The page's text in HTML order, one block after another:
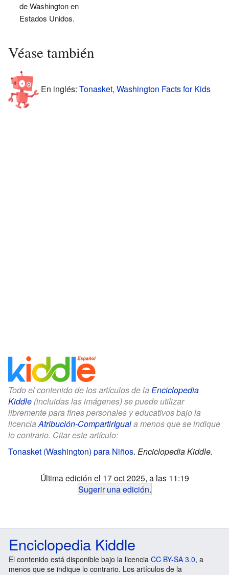
de Washington en
Estados Unidos.
Véase también
En inglés: Tonasket, Washington Facts for Kids
Todo el contenido de los artículos de la Enciclopedia
Kiddle (incluidas las imágenes) se puede utilizar
libremente para fines personales y educativos bajo la
licenciaAtribución-CompartirIguala menos que se indique
lo contrario. Citar este artículo:
Tonasket (Washington) para Niños. Enciclopedia Kiddle.
Última edición el 17 oct 2025, a las 11:19
Sugerir una edición.
Enciclopedia Kiddle
El contenido está disponible bajo la licencia CC BY-SA 3.0, a
menos que se indique lo contrario. Los artículos de la